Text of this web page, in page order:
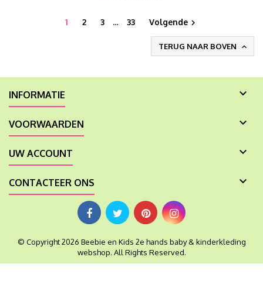
1 2 3 … 33 Volgende
TERUG NAAR BOVEN 
INFORMATIE 
VOORWAARDEN 
UW ACCOUNT 
CONTACTEER ONS 
© Copyright 2026 Beebie en Kids 2e hands baby & kinderkleding
webshop. All Rights Reserved.